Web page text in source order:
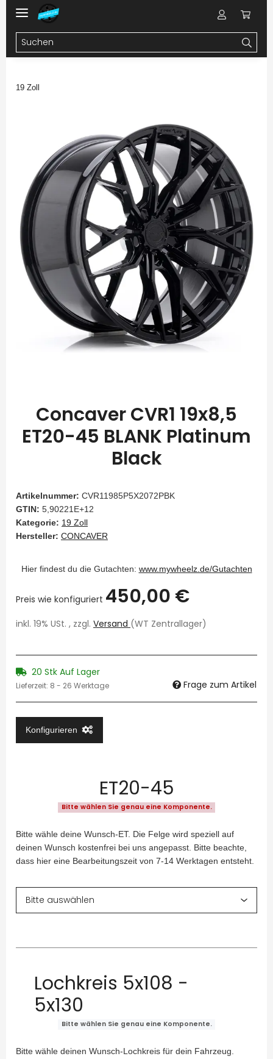
19 Zoll
Concaver CVR1 19x8,5
ET20-45 BLANK Platinum
Black
Artikelnummer: CVR11985P5X2072PBK
GTIN: 5,90221E+12
Kategorie: 19 Zoll
Hersteller: CONCAVER
Hier findest du die Gutachten: www.mywheelz.de/Gutachten
Preis wie konfiguriert 450,00 €
inkl. 19% USt. , zzgl. Versand (WT Zentrallager)
20 Stk Auf Lager
Lieferzeit: 8 - 26 Werktage Frage zum Artikel
Konfigurieren
ET20-45
Bitte wählen Sie genau eine Komponente.
Bitte wähle deine Wunsch-ET. Die Felge wird speziell auf
deinen Wunsch kostenfrei bei uns angepasst. Bitte beachte,
dass hier eine Bearbeitungszeit von 7-14 Werktagen entsteht.
Lochkreis 5x108 -
5x130
Bitte wählen Sie genau eine Komponente.
Bitte wähle deinen Wunsch-Lochkreis für dein Fahrzeug.